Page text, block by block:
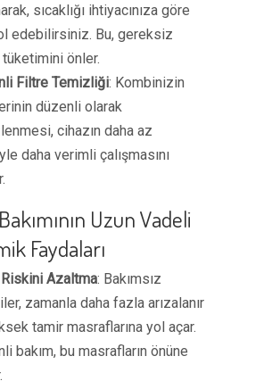
sıcaklığı ihtiyacınıza göre
edebilirsiniz. Bu, gereksiz
önler.
Filtre Temizliği: Kombinizin
düzenli olarak
cihazın daha az
daha verimli çalışmasını
Uzun Vadeli
Faydaları
Riskini Azaltma: Bakımsız
zamanla daha fazla arızalanır
tamir masraflarına yol açar.
bakım, bu masrafların önüne